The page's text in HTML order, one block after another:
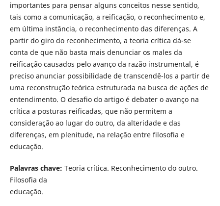
importantes para pensar alguns conceitos nesse sentido,
tais como a comunicação, a reificação, o reconhecimento e,
em última instância, o reconhecimento das diferenças. A
partir do giro do reconhecimento, a teoria crítica dá-se
conta de que não basta mais denunciar os males da
reificação causados pelo avanço da razão instrumental, é
preciso anunciar possibilidade de transcendê-los a partir de
uma reconstrução teórica estruturada na busca de ações de
entendimento. O desafio do artigo é debater o avanço na
crítica a posturas reificadas, que não permitem a
consideração ao lugar do outro, da alteridade e das
diferenças, em plenitude, na relação entre filosofia e
educação.
Palavras chave: Teoria crítica. Reconhecimento do outro.
Filosofia da
educação.